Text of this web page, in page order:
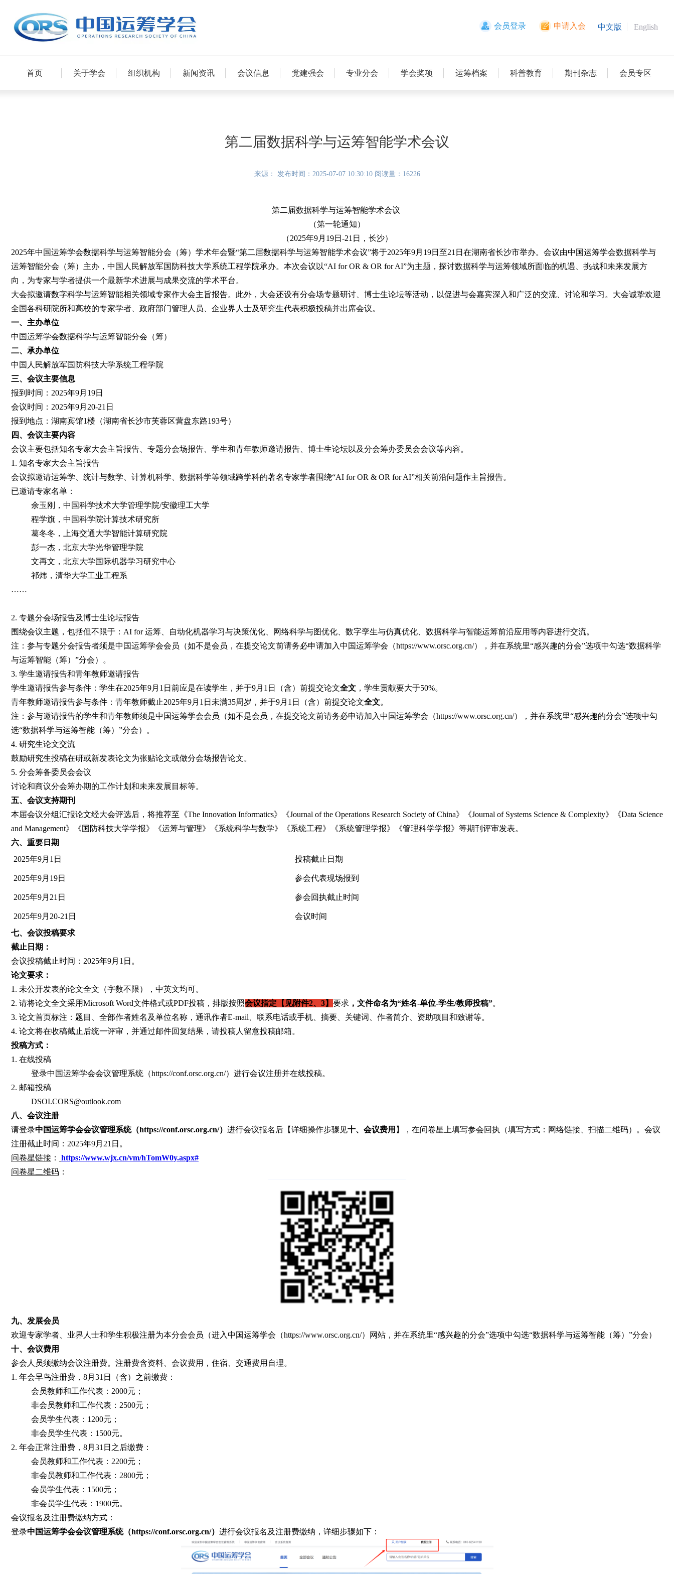
会员登录 申请入会 中文版 English
首页 关于学会 组织机构 新闻资讯 会议信息 党建强会 专业分会 学会奖项 运筹档案 科普教育 期刊杂志 会员专区
第二届数据科学与运筹智能学术会议
来源： 发布时间：2025-07-07 10:30:10 阅读量：16226
第二届数据科学与运筹智能学术会议
（第一轮通知）
（2025年9月19日-21日，长沙）
2025年中国运筹学会数据科学与运筹智能分会（筹）学术年会暨“第二届数据科学与运筹智能学术会议”将于2025年9月19日至21日在湖南省长沙市举办。会议由中国运筹学会数据科学与
运筹智能分会（筹）主办，中国人民解放军国防科技大学系统工程学院承办。本次会议以“AI for OR & OR for AI”为主题，探讨数据科学与运筹领域所面临的机遇、挑战和未来发展方
向，为专家与学者提供一个最新学术进展与成果交流的学术平台。
大会拟邀请数字科学与运筹智能相关领域专家作大会主旨报告。此外，大会还设有分会场专题研讨、博士生论坛等活动，以促进与会嘉宾深入和广泛的交流、讨论和学习。大会诚挚欢迎
全国各科研院所和高校的专家学者、政府部门管理人员、企业界人士及研究生代表积极投稿并出席会议。
一、 主办单位
中国运筹学会数据科学与运筹智能分会（筹）
二、 承办单位
中国人民解放军国防科技大学系统工程学院
三、 会议主要信息
报到时间：2025年9月19日
会议时间：2025年9月20-21日
报到地点：湖南宾馆1楼（湖南省长沙市芙蓉区营盘东路193号）
四、 会议主要内容
会议主要包括知名专家大会主旨报告、专题分会场报告、学生和青年教师邀请报告、博士生论坛以及分会筹办委员会会议等内容。
1. 知名专家大会主旨报告
会议拟邀请运筹学、统计与数学、计算机科学、数据科学等领域跨学科的著名专家学者围绕“AI for OR & OR for AI”相关前沿问题作主旨报告。
已邀请专家名单：
余玉刚，中国科学技术大学管理学院/安徽理工大学
程学旗，中国科学院计算技术研究所
葛冬冬，上海交通大学智能计算研究院
彭一杰，北京大学光华管理学院
文再文，北京大学国际机器学习研究中心
祁炜，清华大学工业工程系
……
2. 专题分会场报告及博士生论坛报告
围绕会议主题，包括但不限于：AI for 运筹、自动化机器学习与决策优化、网络科学与图优化、数字孪生与仿真优化、数据科学与智能运筹前沿应用等内容进行交流。
注：参与专题分会报告者须是中国运筹学会会员（如不是会员，在提交论文前请务必申请加入中国运筹学会（https://www.orsc.org.cn/），并在系统里“感兴趣的分会”选项中勾选“数据科学
与运筹智能（筹）”分会）。
3. 学生邀请报告和青年教师邀请报告
学生邀请报告参与条件：学生在2025年9月1日前应是在读学生，并于9月1日（含）前提交论文全文 ，学生贡献要大于50%。
青年教师邀请报告参与条件：青年教师截止2025年9月1日未满35周岁，并于9月1日（含）前提交论文全文。
注：参与邀请报告的学生和青年教师须是中国运筹学会会员（如不是会员，在提交论文前请务必申请加入中国运筹学会（https://www.orsc.org.cn/），并在系统里“感兴趣的分会”选项中勾
选“数据科学与运筹智能（筹）”分会）。
4. 研究生论文交流
鼓励研究生投稿在研或新发表论文为张贴论文或做分会场报告论文。
5. 分会筹备委员会会议
讨论和商议分会筹办期的工作计划和未来发展目标等。
五、 会议支持期刊
本届会议分组汇报论文经大会评选后，将推荐至《The Innovation Informatics》《Journal of the Operations Research Society of China》《Journal of Systems Science & Complexity》《Data Science
and Management》《国防科技大学学报》《运筹与管理》《系统科学与数学》《系统工程》《系统管理学报》《管理科学学报》等期刊评审发表。
六、 重要日期
2025年9月1日
投稿截止日期
2025年9月19日 参会代表现场报到
2025年9月21日 参会回执截止时间
2025年9月20-21日
会议时间
七、 会议投稿要求
截止日期：
会议投稿截止时间：2025年9月1日。
论文要求：
1. 未公开发表的论文全文（字数不限），中英文均可。
2. 请将论文全文采用Microsoft Word文件格式或PDF投稿，排版按照会议指定【见附件2、 3】 要求 ，文件命名为“姓名-单位-学生/教师投稿”。
3. 论文首页标注：题目、全部作者姓名及单位名称，通讯作者E-mail、联系电话或手机、摘要、关键词、作者简介、资助项目和致谢等。
4. 论文将在收稿截止后统一评审，并通过邮件回复结果，请投稿人留意投稿邮箱。
投稿方式：
1. 在线投稿
登录中国运筹学会会议管理系统（https://conf.orsc.org.cn/）进行会议注册并在线投稿。
2. 邮箱投稿
DSOI.CORS@outlook.com
八、 会议注册
请登录中国运筹学会会议管理系统（https://conf.orsc.org.cn/） 进行会议报名后【详细操作步骤见十、会议费用 】，在问卷星上填写参会回执（填写方式：网络链接、扫描二维码）。会议
注册截止时间：2025年9月21日。
问卷星链接 ：
https://www.wjx.cn/vm/hTomW0y.aspx#
问卷星二维码 ：
九、 发展会员
欢迎专家学者、业界人士和学生积极注册为本分会会员（进入中国运筹学会（https://www.orsc.org.cn/）网站，并在系统里“感兴趣的分会”选项中勾选“数据科学与运筹智能（筹）”分会）
十、 会议费用
参会人员须缴纳会议注册费。注册费含资料、会议费用，住宿、交通费用自理。
1. 年会早鸟注册费，8月31日（含）之前缴费：
会员教师和工作代表：2000元；
非会员教师和工作代表：2500元；
会员学生代表：1200元；
非会员学生代表：1500元。
2. 年会正常注册费，8月31日之后缴费：
会员教师和工作代表：2200元；
非会员教师和工作代表：2800元；
会员学生代表：1500元；
非会员学生代表：1900元。
会议报名及注册费缴纳方式：
登录中国运筹学会会议管理系统（https://conf.orsc.org.cn/） 进行会议报名及注册费缴纳，详细步骤如下：